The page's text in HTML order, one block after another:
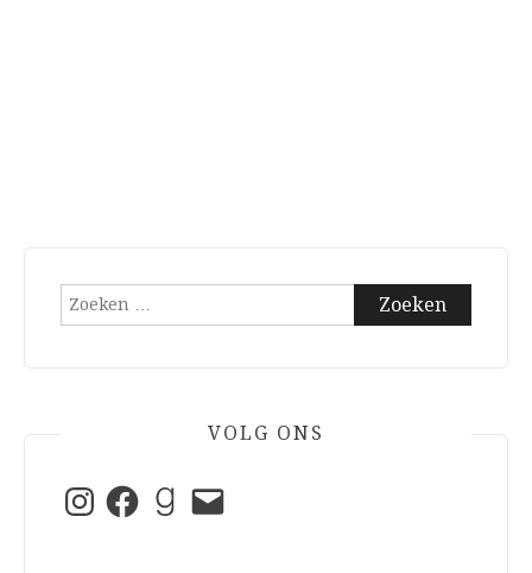
Zoeken
VOLG ONS
InstagramFacebookGoodreads
E-
mail